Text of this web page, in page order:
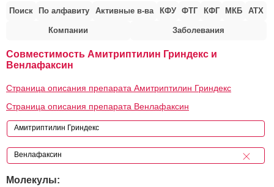
Поиск По алфавиту Активные в-ва КФУ ФТГ КФГ МКБ АТХ
Компании Заболевания
Совместимость Амитриптилин Гриндекс и
Венлафаксин
Страница описания препарата Амитриптилин Гриндекс
Страница описания препарата Венлафаксин
Молекулы: